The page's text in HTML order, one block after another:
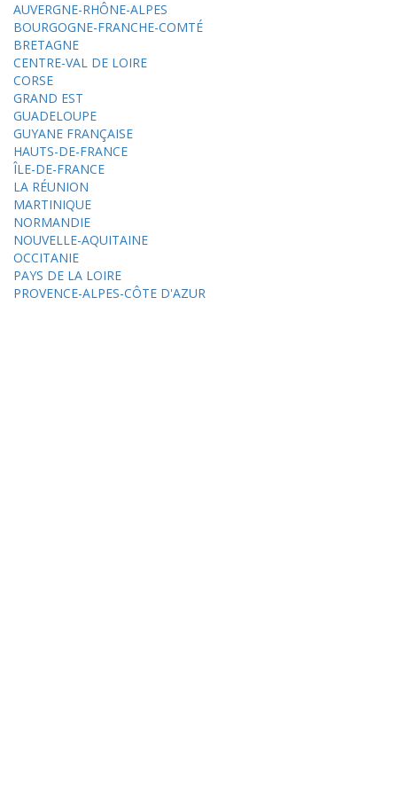
AUVERGNE-RHÔNE-ALPES
BOURGOGNE-FRANCHE-COMTÉ
BRETAGNE
CENTRE-VAL DE LOIRE
CORSE
GRAND EST
GUADELOUPE
GUYANE FRANÇAISE
HAUTS-DE-FRANCE
ÎLE-DE-FRANCE
LA RÉUNION
MARTINIQUE
NORMANDIE
NOUVELLE-AQUITAINE
OCCITANIE
PAYS DE LA LOIRE
PROVENCE-ALPES-CÔTE D'AZUR